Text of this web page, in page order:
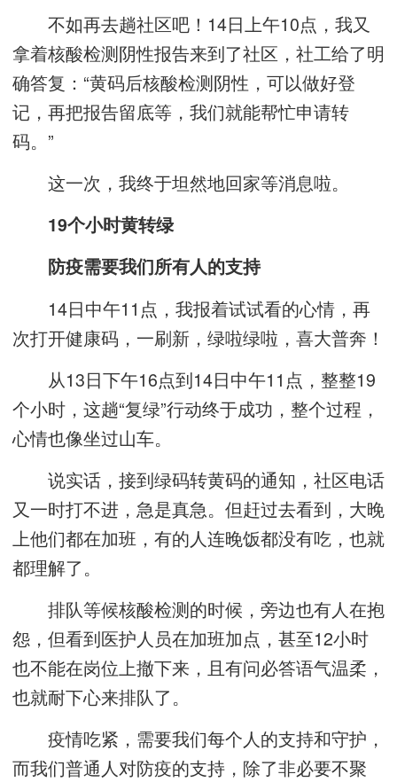
不如再去趟社区吧！14日上午10点，我又
拿着核酸检测阴性报告来到了社区，社工给了明
确答复：“黄码后核酸检测阴性，可以做好登
记，再把报告留底等，我们就能帮忙申请转
码。”
这一次，我终于坦然地回家等消息啦。
19个小时黄转绿
防疫需要我们所有人的支持
14日中午11点，我报着试试看的心情，再
次打开健康码，一刷新，绿啦绿啦，喜大普奔！
从13日下午16点到14日中午11点，整整19
个小时，这趟“复绿”行动终于成功，整个过程，
心情也像坐过山车。
说实话，接到绿码转黄码的通知，社区电话
又一时打不进，急是真急。但赶过去看到，大晚
上他们都在加班，有的人连晚饭都没有吃，也就
都理解了。
排队等候核酸检测的时候，旁边也有人在抱
怨，但看到医护人员在加班加点，甚至12小时
也不能在岗位上撤下来，且有问必答语气温柔，
也就耐下心来排队了。
疫情吃紧，需要我们每个人的支持和守护，
而我们普通人对防疫的支持，除了非必要不聚